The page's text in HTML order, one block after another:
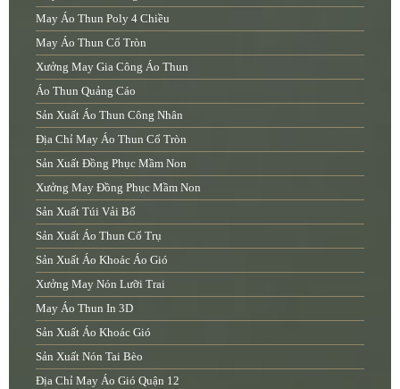
May Áo Thun Poly 4 Chiều
May Áo Thun Cổ Tròn
Xưởng May Gia Công Áo Thun
Áo Thun Quảng Cáo
Sản Xuất Áo Thun Công Nhân
Địa Chỉ May Áo Thun Cổ Tròn
Sản Xuất Đồng Phục Mầm Non
Xưởng May Đồng Phục Mầm Non
Sản Xuất Túi Vải Bố
Sản Xuất Áo Thun Cổ Trụ
Sản Xuất Áo Khoác Áo Gió
Xưởng May Nón Lưỡi Trai
May Áo Thun In 3D
Sản Xuất Áo Khoác Gió
Sản Xuất Nón Tai Bèo
Địa Chỉ May Áo Gió Quận 12